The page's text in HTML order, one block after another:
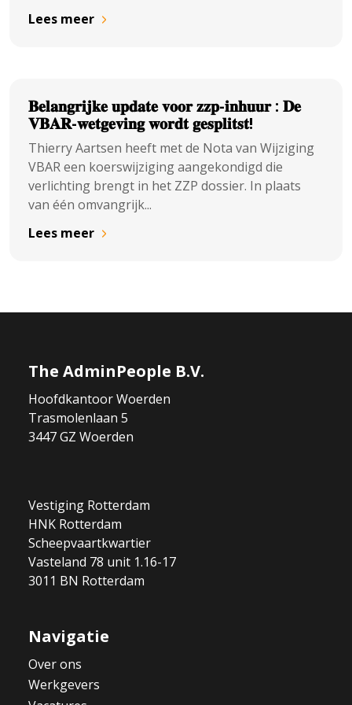
Lees meer
𝐁𝐞𝐥𝐚𝐧𝐠𝐫𝐢𝐣𝐤𝐞 𝐮𝐩𝐝𝐚𝐭𝐞 𝐯𝐨𝐨𝐫 𝐳𝐳𝐩-𝐢𝐧𝐡𝐮𝐮𝐫 : 𝐃𝐞
𝐕𝐁𝐀𝐑-𝐰𝐞𝐭𝐠𝐞𝐯𝐢𝐧𝐠 𝐰𝐨𝐫𝐝𝐭 𝐠𝐞𝐬𝐩𝐥𝐢𝐭𝐬𝐭!
Thierry Aartsen heeft met de Nota van Wijziging
VBAR een koerswijziging aangekondigd die
verlichting brengt in het ZZP dossier. In plaats
van één omvangrijk...
Lees meer
The AdminPeople B.V.
Hoofdkantoor Woerden
Trasmolenlaan 5
3447 GZ Woerden
Vestiging Rotterdam
HNK Rotterdam
Scheepvaartkwartier
Vasteland 78 unit 1.16-17
3011 BN Rotterdam
Navigatie
Over ons
Werkgevers